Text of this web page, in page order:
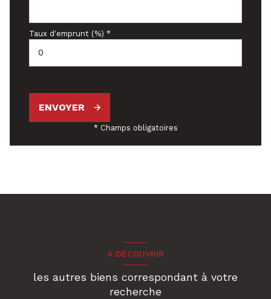
Taux d'emprunt (%) *
ENVOYER
* Champs obligatoires
A DÉCOUVRIR
les autres biens correspondant à votre
recherche